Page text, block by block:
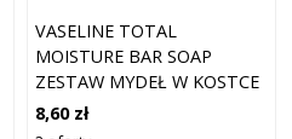
VASELINE TOTAL
MOISTURE BAR SOAP
ZESTAW MYDEŁ W KOSTCE
3X75 G
8,60 zł